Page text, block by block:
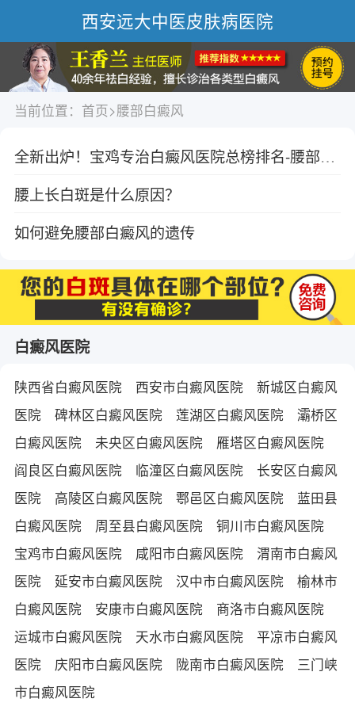
西安远大中医皮肤病医院
当前位置： 首页>腰部白癜风
全新出炉！宝鸡专治白癜风医院总榜排名-腰部出现白癜风该怎么护理？
腰上长白斑是什么原因？
如何避免腰部白癜风的遗传
白癜风医院
陕西省白癜风医院 西安市白癜风医院
新城区白癜风
医院
碑林区白癜风医院 莲湖区白癜风医院
灞桥区
白癜风医院
未央区白癜风医院
雁塔区白癜风医院
阎良区白癜风医院
临潼区白癜风医院
长安区白癜风
医院
高陵区白癜风医院 鄠邑区白癜风医院
蓝田县
白癜风医院
周至县白癜风医院
铜川市白癜风医院
宝鸡市白癜风医院
咸阳市白癜风医院
渭南市白癜风
医院
延安市白癜风医院 汉中市白癜风医院
榆林市
白癜风医院
安康市白癜风医院
商洛市白癜风医院
运城市白癜风医院
天水市白癜风医院
平凉市白癜风
医院
庆阳市白癜风医院 陇南市白癜风医院
三门峡
市白癜风医院